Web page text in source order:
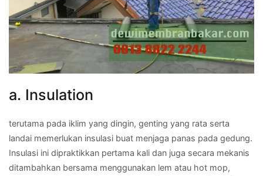
a. Insulation
terutama pada iklim yang dingin, genting yang rata serta
landai memerlukan insulasi buat menjaga panas pada gedung.
Insulasi ini dipraktikkan pertama kali dan juga secara mekanis
ditambahkan bersama menggunakan lem atau hot mop,